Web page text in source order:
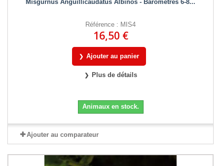
Misgurnus Anguillicaudatus Albinos - Barometres 6-8...
Référence : MIS4
16,50 €
Ajouter au panier
Plus de détails
Animaux en stock.
Ajouter au comparateur